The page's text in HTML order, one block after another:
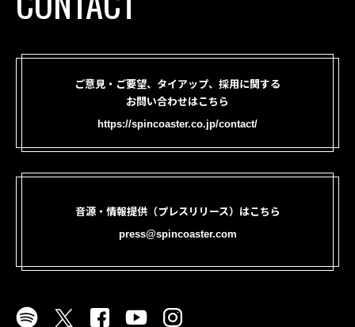
ご意見・ご要望、タイアップ、採用に関する
お問い合わせはこちら
https://spincoaster.co.jp/contact/
音源・情報提供（プレスリリース）はこちら
press@spincoaster.com